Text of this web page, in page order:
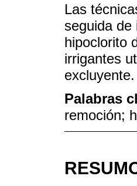
Las
seguida de
hipoclorito
irrigantes
excluyente.
Palabras
remoción;